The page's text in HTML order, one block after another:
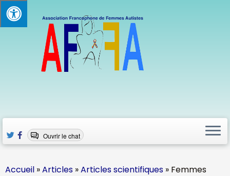
Passer
au
Ouvrir le chat
Accueil »Articles »Articles scientifiques » Femmes